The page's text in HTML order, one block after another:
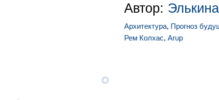
Автор:
Архитектура, Прогноз
Рем Колхас, Arup